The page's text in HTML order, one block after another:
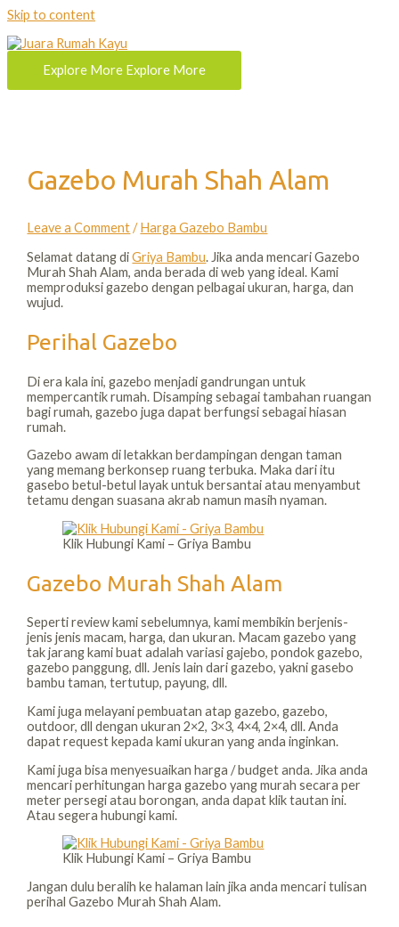
Skip to content
Explore More Explore More
Gazebo Murah Shah Alam
Leave a Comment /Harga Gazebo Bambu
Selamat datang diGriya Bambu. Jika anda mencari Gazebo
Murah Shah Alam, anda berada di web yang ideal. Kami
memproduksi gazebo dengan pelbagai ukuran, harga, dan
wujud.
Perihal Gazebo
Di era kala ini, gazebo menjadi gandrungan untuk
mempercantik rumah. Disamping sebagai tambahan ruangan
bagi rumah, gazebo juga dapat berfungsi sebagai hiasan
rumah.
Gazebo awam di letakkan berdampingan dengan taman
yang memang berkonsep ruang terbuka. Maka dari itu
gasebo betul-betul layak untuk bersantai atau menyambut
tetamu dengan suasana akrab namun masih nyaman.
Klik Hubungi Kami – Griya Bambu
Gazebo Murah Shah Alam
Seperti review kami sebelumnya, kami membikin berjenis-
jenis jenis macam, harga, dan ukuran. Macam gazebo yang
tak jarang kami buat adalah variasi gajebo, pondok gazebo,
gazebo panggung, dll. Jenis lain dari gazebo, yakni gasebo
bambu taman, tertutup, payung, dll.
Kami juga melayani pembuatan atap gazebo, gazebo,
outdoor, dll dengan ukuran 2×2, 3×3, 4×4, 2×4, dll. Anda
dapat request kepada kami ukuran yang anda inginkan.
Kami juga bisa menyesuaikan harga / budget anda. Jika anda
mencari perhitungan harga gazebo yang murah secara per
meter persegi atau borongan, anda dapat klik tautan ini.
Atau segera hubungi kami.
Klik Hubungi Kami – Griya Bambu
Jangan dulu beralih ke halaman lain jika anda mencari tulisan
perihal Gazebo Murah Shah Alam.